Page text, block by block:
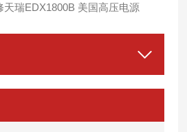
天瑞EDX1800B 美国高压电源